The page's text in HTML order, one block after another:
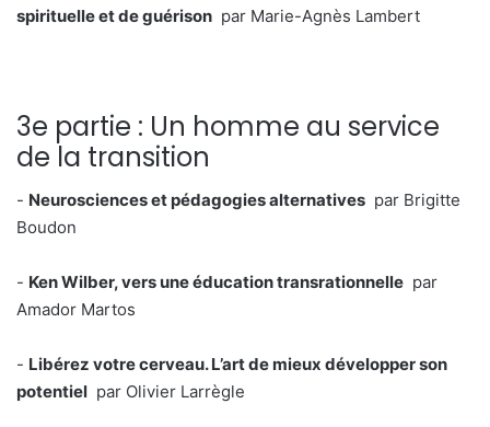
spirituelle et de guérison par Marie-Agnès Lambert
3e partie : Un homme au service
de la transition
- Neurosciences et pédagogies alternatives par Brigitte
Boudon
- Ken Wilber, vers une éducation transrationnelle par
Amador Martos
- Libérez votre cerveau. L’art de mieux développer son
potentiel par Olivier Larrègle